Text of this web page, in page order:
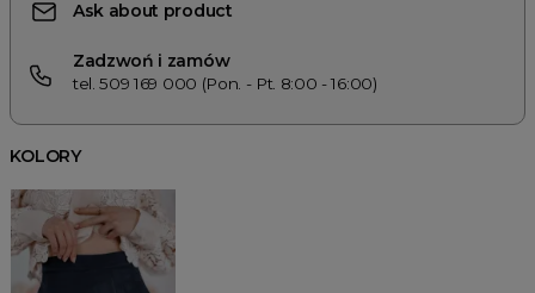
Ask about product
Zadzwoń i zamów
tel. 509 169 000 (Pon. - Pt. 8:00 - 16:00)
KOLORY